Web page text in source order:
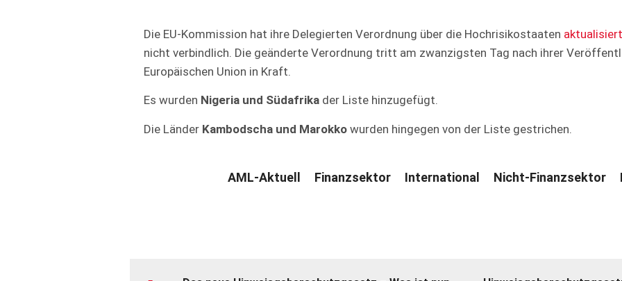
Die EU-Kommission hat ihre Delegierten Verordnung über die Hochrisikostaaten aktualisiert
nicht verbindlich. Die geänderte Verordnung tritt am zwanzigsten Tag nach ihrer
Europäischen Union in Kraft.
Es wurden Nigeria und Südafrika der Liste hinzugefügt.
Die Länder Kambodscha und Marokko wurden hingegen von der Liste gestrichen.
AML-Aktuell Finanzsektor International Nicht-Finanzsektor